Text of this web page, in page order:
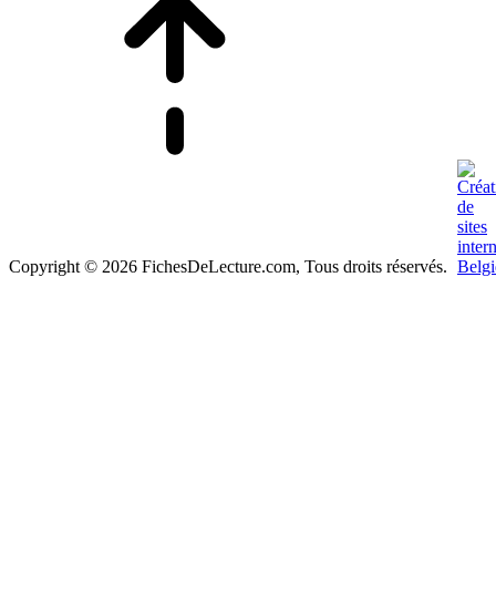
Copyright © 2026 FichesDeLecture.com, Tous droits réservés.